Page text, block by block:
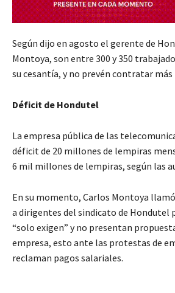
Según dijo en agosto el gerente de
Montoya, son entre 300 y 350
su cesantía, y no prevén contratar más
Déficit de Hondutel
La empresa pública de las
déficit de 20 millones de lempiras
6 mil millones de lempiras, según las
En su momento, Carlos Montoya
a dirigentes del sindicato de Hondutel
“solo exigen” y no presentan
empresa, esto ante las protestas de
reclaman pagos salariales.